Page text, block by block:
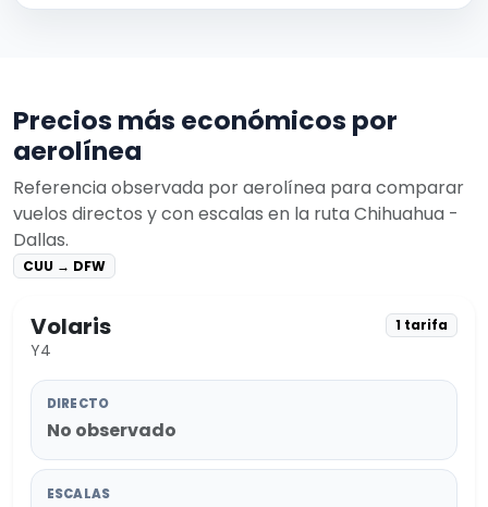
Precios más económicos por
aerolínea
Referencia observada por aerolínea para comparar
vuelos directos y con escalas en la ruta Chihuahua -
Dallas.
CUU → DFW
Volaris
Y4
1 tarifa
DIRECTO
No observado
ESCALAS